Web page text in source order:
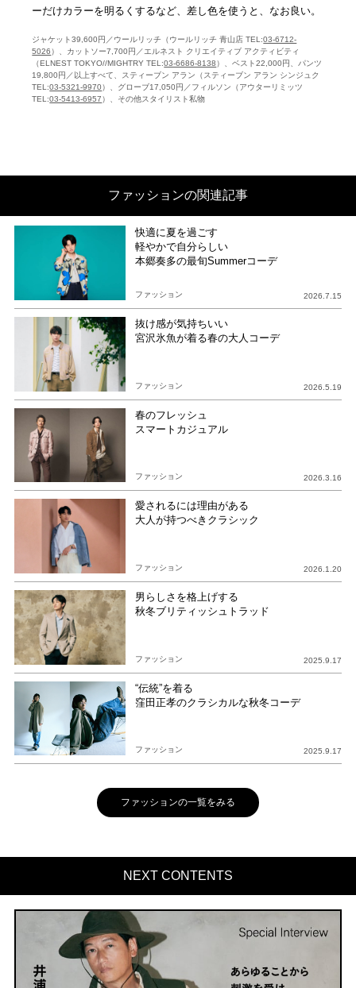
ーだけカラーを明るくするなど、差し色を使うと、なお良い。
ジャケット39,600円／ウールリッチ（ウールリッチ 青山店 TEL:03-6712-
5026）、カットソー7,700円／エルネスト クリエイティブ アクティビティ
（ELNEST TOKYO//MIGHTRY TEL:03-6686-8138）、ベスト22,000円、パンツ
19,800円／以上すべて、スティーブン アラン（スティーブン アラン シンジュク
TEL:03-5321-9970）、グローブ17,050円／フィルソン（アウターリミッツ
TEL:03-5413-6957）、その他スタイリスト私物
ファッションの関連記事
快適に夏を過ごす
軽やかで自分らしい
本郷奏多の最旬Summerコーデ
ファッション 2026.7.15
抜け感が気持ちいい
宮沢氷魚が着る春の大人コーデ
ファッション 2026.5.19
春のフレッシュ
スマートカジュアル
ファッション 2026.3.16
愛されるには理由がある
大人が持つべきクラシック
ファッション 2026.1.20
男らしさを格上げする
秋冬ブリティッシュトラッド
ファッション 2025.9.17
“伝統”を着る
窪田正孝のクラシカルな秋冬コーデ
ファッション 2025.9.17
ファッションの一覧をみる
NEXT CONTENTS